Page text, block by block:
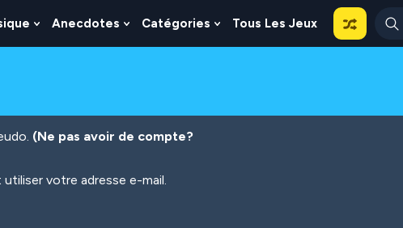
Show
Submenu
Anecdotes
Show
Submenu
Catégories
Show
Submenu
Tous Les Jeux
(Ne pas avoir de compte?
votre adresse e-mail.